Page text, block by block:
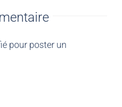
pour poster un